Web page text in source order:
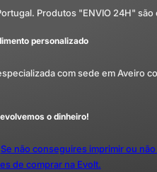
Produtos "ENVIO 24H"
personalizado
com sede em Aveiro
o dinheiro!
Se não conseguires imprimir ou
de comprar na Evolt.